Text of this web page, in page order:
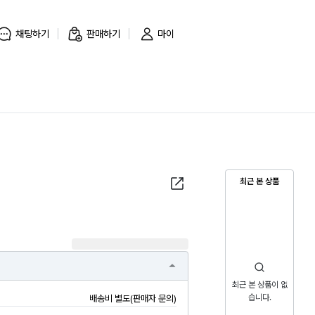
채팅하기 판매하기 마이
최근 본 상품
최근 본 상품이 없
습니다.
배송비 별도(판매자 문의)